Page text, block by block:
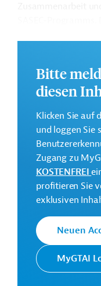
Weitere
finden Sie auf der
Originaldokument,
GTAI informiert
Regularien und
Gesamtkosten:
1,25 Millionen US-
Geberbeitrag:
1,25 Millionen US-
Bitte
diesen
Klicken Sie auf
und loggen Sie
Zugang zu
KOSTENFREI
profitieren Sie
exklusiven
Neuen
MyGTAI